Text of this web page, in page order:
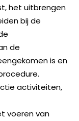
het uitbrengen
bij de
de
is en
activiteiten,
voeren van